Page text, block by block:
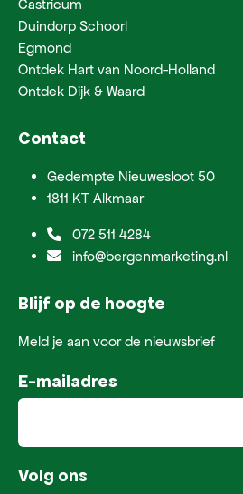
Castricum
Duindorp Schoorl
Egmond
Ontdek Hart van Noord-Holland
Ontdek Dijk & Waard
Contact
Gedempte Nieuwesloot 50
1811 KT Alkmaar
072 511 4284
info@bergenmarketing.nl
Blijf op de hoogte
Meld je aan voor de nieuwsbrief
E-mailadres
Volg ons